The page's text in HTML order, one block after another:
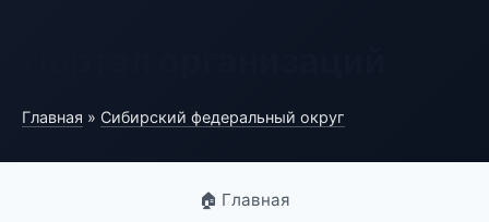
Главная » Сибирский федеральный округ
🏠 Главная